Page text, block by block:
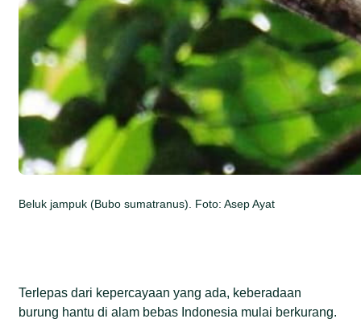
Beluk jampuk (Bubo sumatranus). Foto: Asep Ayat
Terlepas dari kepercayaan yang ada, keberadaan
burung hantu di alam bebas Indonesia mulai berkurang.